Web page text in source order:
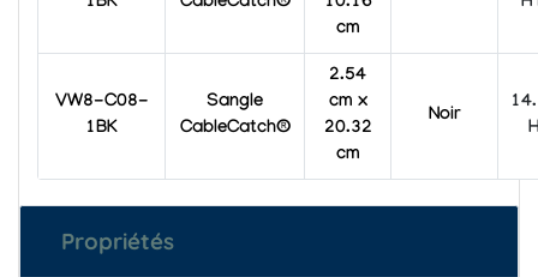
cm
VW8-C08-
1BK
Sangle
CableCatch®
2.54
cm x
20.32
cm
Noir
Propriétés